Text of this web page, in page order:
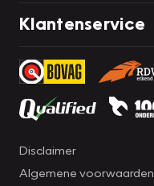
Klantenservice
Disclaimer
Algemene voorwaarden